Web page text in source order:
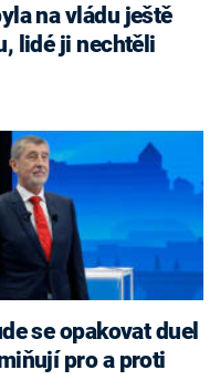
na vládu ještě
lidé ji nechtěli
pro a proti